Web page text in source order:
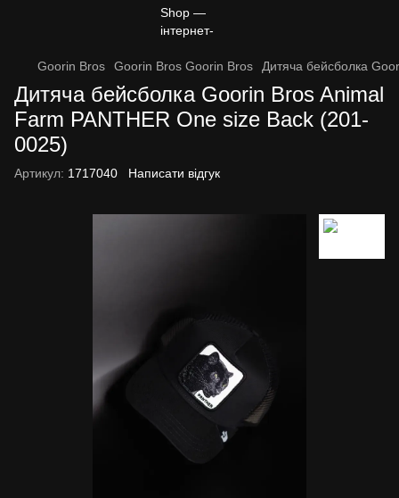
Goorin Bros Goorin Bros Goorin Bros Дитяча бейсболка
Дитяча бейсболка Goorin Bros Animal
Farm PANTHER One size Back (201-
0025)
Артикул: 1717040 Написати відгук